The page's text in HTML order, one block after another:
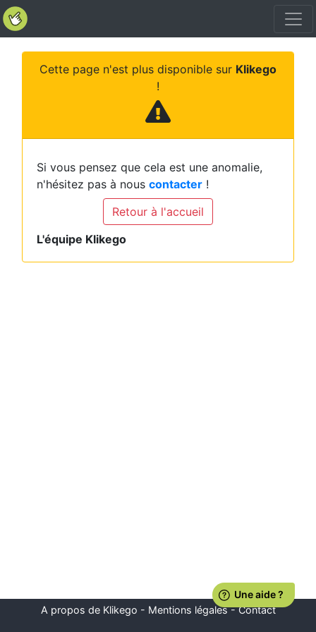
Cette page n'est plus disponible sur Klikego
!
Si vous pensez que cela est une anomalie,
n'hésitez pas à nous contacter !
Retour à l'accueil
L'équipe Klikego
A propos de Klikego - Mentions légales-Contact